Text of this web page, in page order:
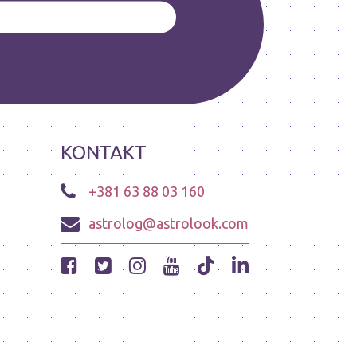
KONTAKT
+381 63 88 03 160
astrolog@astrolook.com